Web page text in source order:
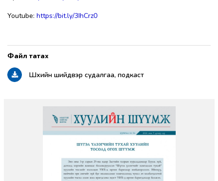
Youtube: https://bit.ly/3IhCrz0
Шүүхийн шийдвэр судалгаа, подкаст